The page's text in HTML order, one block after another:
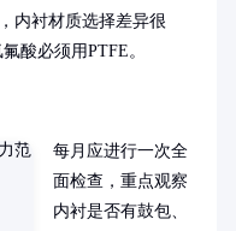
内衬材质选择差异很
酸必须用PTFE。
每月应进行一次全
面检查，重点观察
内衬是否有鼓包、